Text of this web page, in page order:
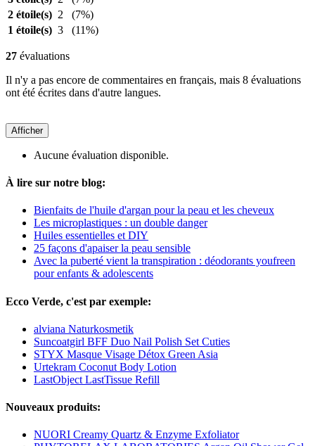
2 étoile(s) 2
(7%)
1 étoile(s) 3 (11%)
27 évaluations
Il n'y a pas encore de commentaires en français, mais 8 évaluations
ont été écrites dans d'autre langues.
Afficher
Aucune évaluation disponible.
À lire sur notre blog:
Bienfaits de l'huile d'argan pour la peau et les cheveux
Les microplastiques : un double danger
Huiles essentielles et DIY
25 façons d'apaiser la peau sensible
Avec la puberté vient la transpiration : déodorants youfreen
pour enfants & adolescents
Ecco Verde, c'est par exemple:
alviana Naturkosmetik
Suncoatgirl BFF Duo Nail Polish Set Cuties
STYX Masque Visage Détox Green Asia
Urtekram Coconut Body Lotion
LastObject LastTissue Refill
Nouveaux produits:
NUORI Creamy Quartz & Enzyme Exfoliator